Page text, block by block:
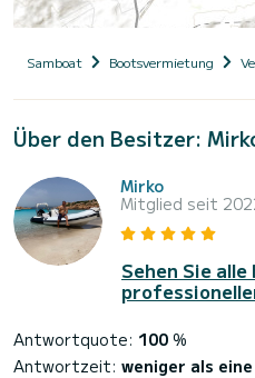
Samboat Bootsvermietung
Über den Besitzer:
Mirko
Mitglied seit
Sehen Sie
Antwortquote: 100 %
Antwortzeit: weniger als